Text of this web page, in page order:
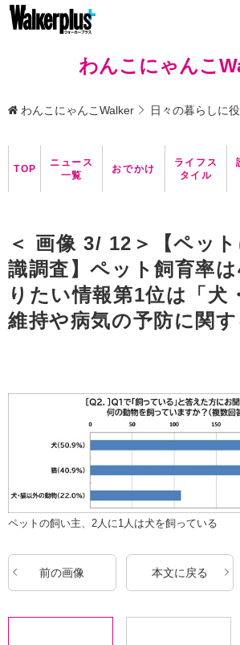
わんこにゃんこ
わんこにゃんこWalker 日々の暮らしに
TOP
ニュース
一覧
おでかけ
ライフス
タイル
＜ 画像 3/ 12＞【ペッ
識調査】ペット飼育率
りたい情報第1位は「犬
維持や病気の予防に関す
ペットの飼い主、2人に1人は犬を飼っている
前の画像 本文に戻る